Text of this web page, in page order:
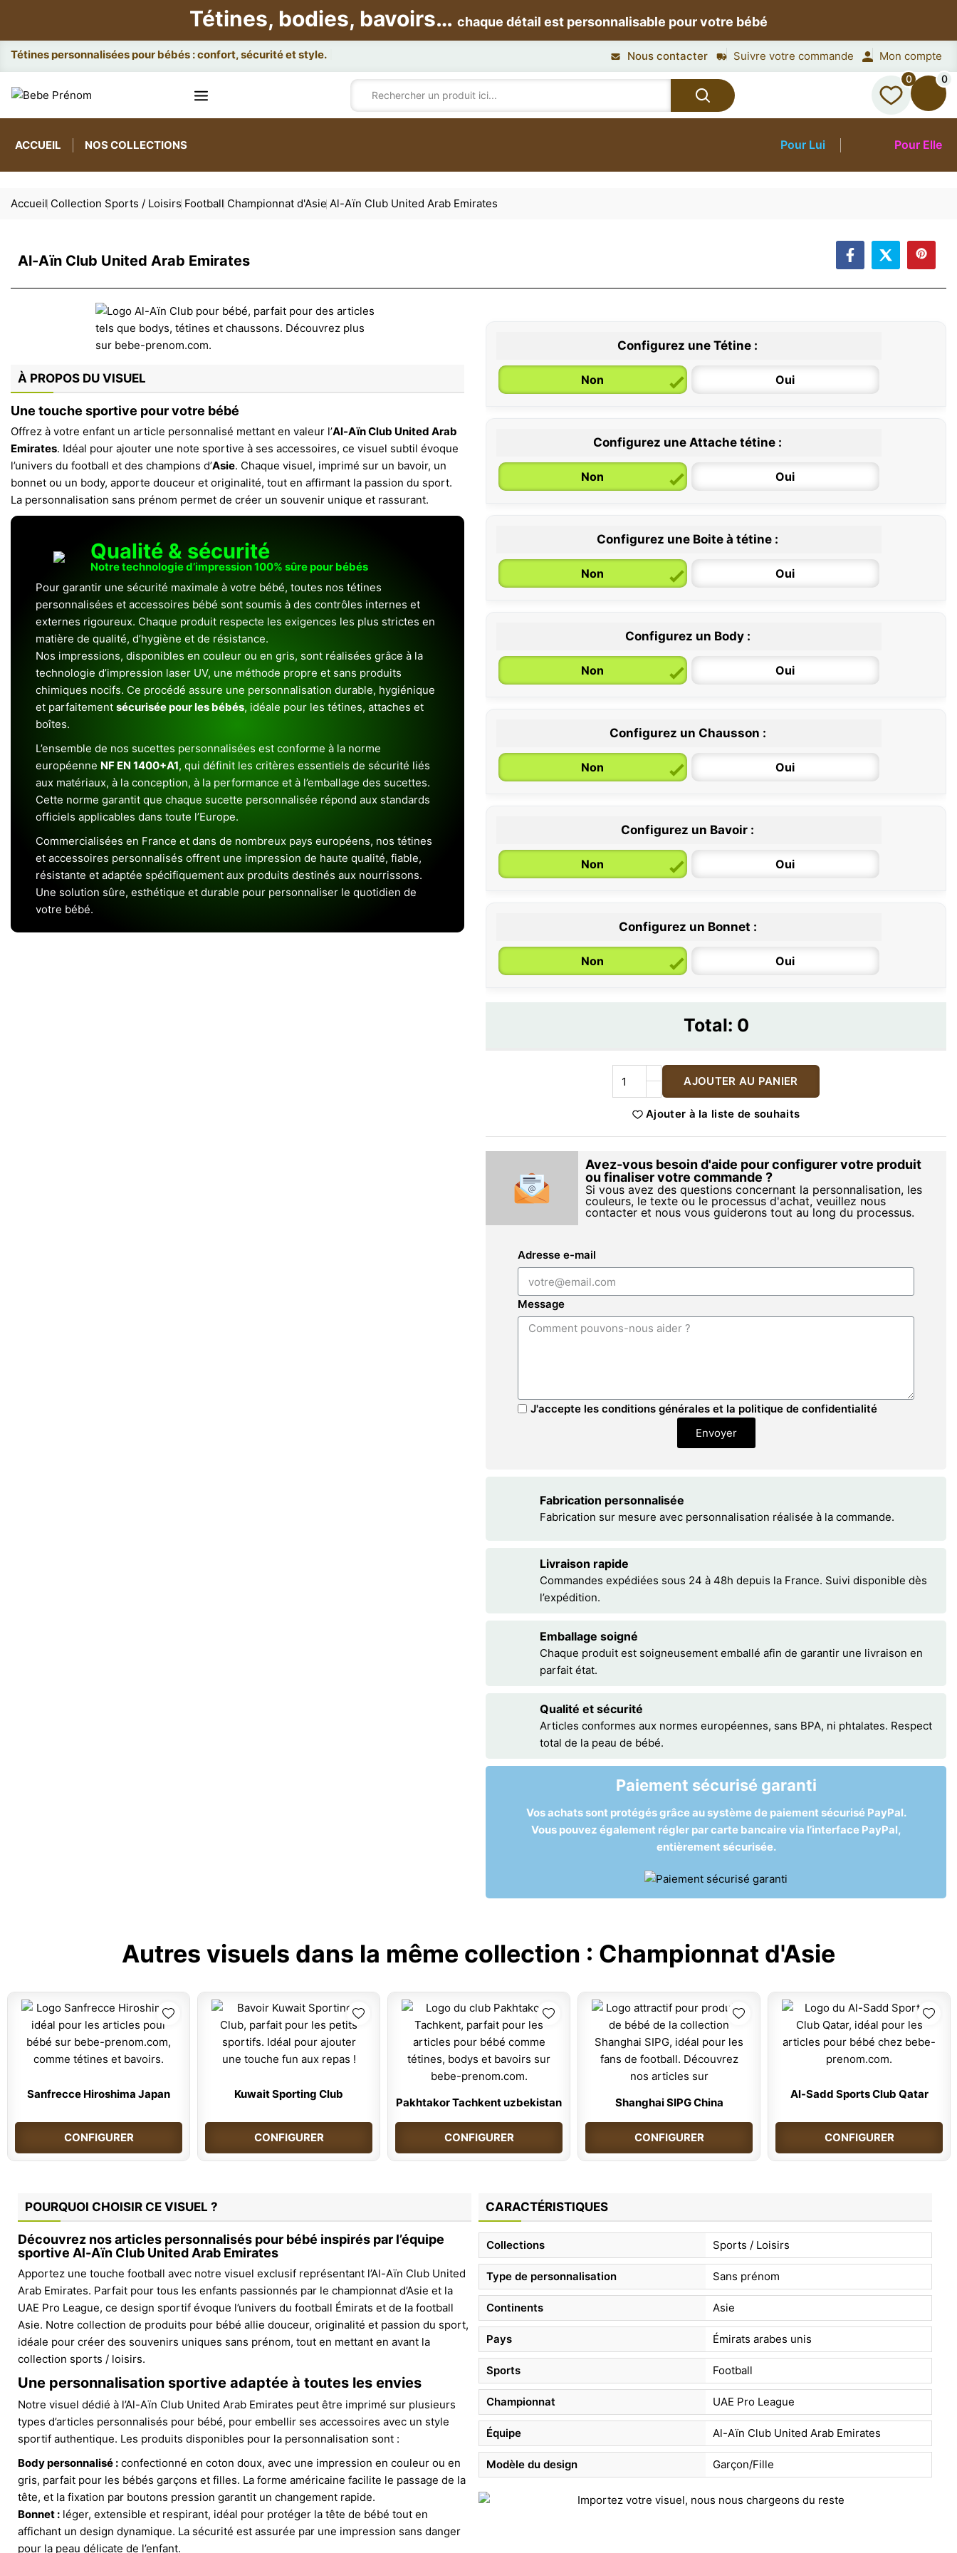
Tétines, bodies, bavoirs… chaque détail est personnalisable pour votre bébé
At Nous contacter Suivre votre commande Mon compte
0 0
ACCUEIL NOS COLLECTIONS Pour Lui Pour Elle
Accueil Collection Sports / Loisirs Football Championnat d'Asie Al-Aïn Club United Arab Emirates
Al-Aïn Club United Arab Emirates
À PROPOS DU VISUEL
Une touche sportive pour votre bébé
Offrez à votre enfant un article personnalisé mettant en valeur l’Al-Aïn Club United Arab
Emirates. Idéal pour ajouter une note sportive à ses accessoires, ce visuel subtil évoque
l’univers du football et des champions d’Asie. Chaque visuel, imprimé sur un bavoir, un
bonnet ou un body, apporte douceur et originalité, tout en affirmant la passion du sport.
La personnalisation sans prénom permet de créer un souvenir unique et rassurant.
Qualité & sécurité
Notre technologie d’impression 100% sûre pour bébés
Pour garantir une sécurité maximale à votre bébé, toutes nos tétines
personnalisées et accessoires bébé sont soumis à des contrôles internes et
externes rigoureux. Chaque produit respecte les exigences les plus strictes en
matière de qualité, d’hygiène et de résistance.
Nos impressions, disponibles en couleur ou en gris, sont réalisées grâce à la
technologie d’impression laser UV, une méthode propre et sans produits
chimiques nocifs. Ce procédé assure une personnalisation durable, hygiénique
et parfaitement sécurisée pour les bébés, idéale pour les tétines, attaches et
boîtes.
L’ensemble de nos sucettes personnalisées est conforme à la norme
européenne NF EN 1400+A1, qui définit les critères essentiels de sécurité liés
aux matériaux, à la conception, à la performance et à l’emballage des sucettes.
Cette norme garantit que chaque sucette personnalisée répond aux standards
officiels applicables dans toute l’Europe.
Commercialisées en France et dans de nombreux pays européens, nos tétines
et accessoires personnalisés offrent une impression de haute qualité, fiable,
résistante et adaptée spécifiquement aux produits destinés aux nourrissons.
Une solution sûre, esthétique et durable pour personnaliser le quotidien de
votre bébé.
Configurez une Tétine :
Non Oui
0 / 6 mois
Configurez une Attache tétine :
Non Oui
Configurez une Boite à tétine :
Non Oui
Configurez un Body :
Non Oui
6 / 12 mois
Configurez un Chausson :
Non Oui
Configurez un Bavoir :
Non Oui
Configurez un Bonnet :
Non Oui
Total: 0
AJOUTER AU PANIER
Ajouter à la liste de souhaits
Avez-vous besoin d'aide pour configurer votre produit
ou finaliser votre commande ?
Si vous avez des questions concernant la personnalisation, les
couleurs, le texte ou le processus d'achat, veuillez nous
contacter et nous vous guiderons tout au long du processus.
Adresse e-mail
Message
J'accepte les conditions générales et la politique de confidentialité
Envoyer
Fabrication personnalisée
Fabrication sur mesure avec personnalisation réalisée à la commande.
Livraison rapide
Commandes expédiées sous 24 à 48h depuis la France. Suivi disponible dès
l’expédition.
Emballage soigné
Chaque produit est soigneusement emballé afin de garantir une livraison en
parfait état.
Qualité et sécurité
Articles conformes aux normes européennes, sans BPA, ni phtalates. Respect
total de la peau de bébé.
Paiement sécurisé garanti
Vos achats sont protégés grâce au système de paiement sécurisé PayPal.
Vous pouvez également régler par carte bancaire via l’interface PayPal,
entièrement sécurisée.
Autres visuels dans la même collection : Championnat d'Asie
Sanfrecce Hiroshima Japan
CONFIGURER
Kuwait Sporting Club
CONFIGURER
Pakhtakor Tachkent uzbekistan
CONFIGURER
Shanghai SIPG China
CONFIGURER
Al-Sadd Sports Club Qatar
CONFIGURER
POURQUOI CHOISIR CE VISUEL ?
Découvrez nos articles personnalisés pour bébé inspirés par l’équipe
sportive Al-Aïn Club United Arab Emirates
Apportez une touche football avec notre visuel exclusif représentant l’Al-Aïn Club United
Arab Emirates. Parfait pour tous les enfants passionnés par le championnat d’Asie et la
UAE Pro League, ce design sportif évoque l’univers du football Émirats et de la football
Asie. Notre collection de produits pour bébé allie douceur, originalité et passion du sport,
idéale pour créer des souvenirs uniques sans prénom, tout en mettant en avant la
collection sports / loisirs.
Une personnalisation sportive adaptée à toutes les envies
Notre visuel dédié à l’Al-Aïn Club United Arab Emirates peut être imprimé sur plusieurs
types d’articles personnalisés pour bébé, pour embellir ses accessoires avec un style
sportif authentique. Les produits disponibles pour la personnalisation sont :
Body personnalisé : confectionné en coton doux, avec une impression en couleur ou en
gris, parfait pour les bébés garçons et filles. La forme américaine facilite le passage de la
tête, et la fixation par boutons pression garantit un changement rapide.
Bonnet : léger, extensible et respirant, idéal pour protéger la tête de bébé tout en
affichant un design dynamique. La sécurité est assurée par une impression sans danger
pour la peau délicate de l’enfant.
CARACTÉRISTIQUES
Collections Sports / Loisirs
Type de personnalisation Sans prénom
Continents Asie
Pays Émirats arabes unis
Sports Football
Championnat UAE Pro League
Équipe Al-Aïn Club United Arab Emirates
Modèle du design Garçon/Fille